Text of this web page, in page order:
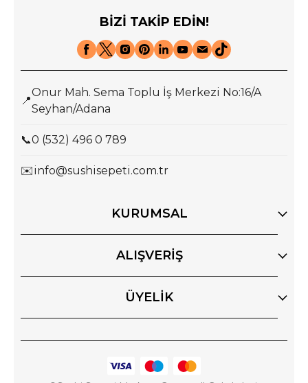
BİZİ TAKİP EDİN!
📍
Onur Mah. Sema Toplu İş Merkezi No:16/A
Seyhan/Adana
📞0 (532) 496 0 789
✉️info@sushisepeti.com.tr
KURUMSAL
ALIŞVERİŞ
ÜYELİK